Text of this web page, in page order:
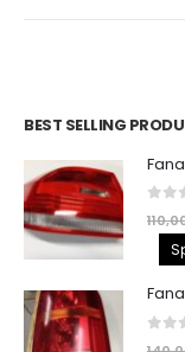
BEST SELLING